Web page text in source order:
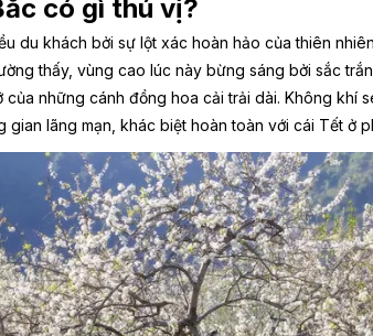
có gì thú vị?
du khách bởi sự lột xác hoàn hảo của thiên
thấy, vùng cao lúc này bừng sáng bởi sắc
những cánh đồng hoa cải trải dài. Không khí
gian lãng mạn, khác biệt hoàn toàn với cái Tết ở